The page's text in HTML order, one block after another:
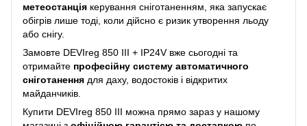
метеостанція керування сніготаненням, яка запускає
обігрів лише тоді, коли дійсно є ризик утворення льоду
або снігу.
Замовте DEVIreg 850 III + IP24V вже сьогодні та
отримайте професійну систему автоматичного
сніготанення для даху, водостоків і відкритих
майданчиків.
Купити DEVIreg 850 III можна прямо зараз у нашому